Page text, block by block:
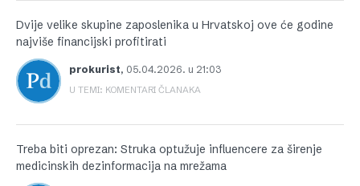
Dvije velike skupine zaposlenika u Hrvatskoj ove će godine
najviše financijski profitirati
prokurist, 05.04.2026. u 21:03
U TEMI: KOMENTARI ČLANAKA
Treba biti oprezan: Struka optužuje influencere za širenje
medicinskih dezinformacija na mrežama